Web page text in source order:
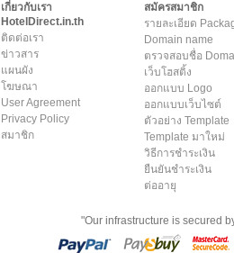
เกี่ยวกับเรา
HotelDirect.in.th
ติดต่อเรา
ข่าวสาร
แผนผัง
โฆษณา
User Agreement
Privacy Policy
สมาชิก
สมัครสมาชิก
รายละเอียด
Domain name
ตรวจสอบชื่อ
เว็บโฮสติ้ง
ออกแบบ Logo
ออกแบบเว็บไซต์
ตัวอย่าง Template
Template มาใหม่
วิธีการชำระเงิน
ยืนยันชำระเงิน
ต่ออายุ
"Our infrastructure is secured